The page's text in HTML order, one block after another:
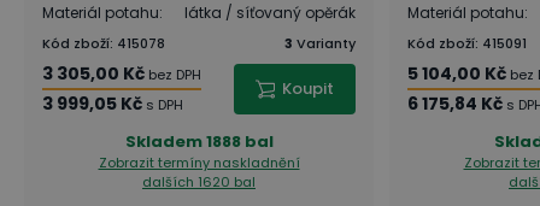
Materiál potahu: látka / síťovaný opěrák
Kód zboží: 415078 3 Varianty
3 305,00 Kč bez DPH
3 999,05 Kč s DPH
Koupit
Skladem1888 bal
Zobrazit termíny naskladnění
dalších 1620 bal
Materiál potahu:
Kód zboží: 415091
5 104,00 Kč bez
6 175,84 Kč s
Zobrazit